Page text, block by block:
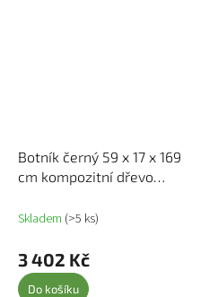
Botník černý 59 x 17 x 169
cm kompozitní dřevo
Skladem (>5 ks)
3 402 Kč
Do košíku